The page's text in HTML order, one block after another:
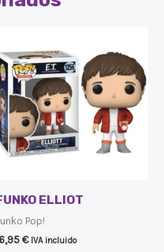
ELLIOT
Pop!
€ IVA incluido